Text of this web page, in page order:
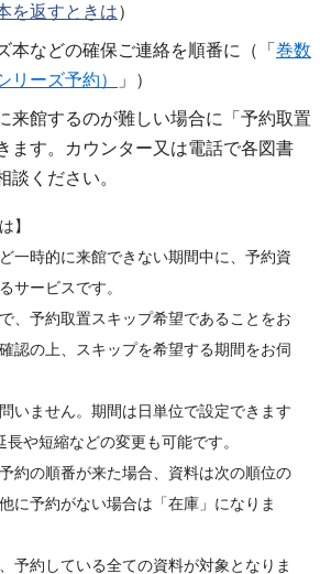
を返すときは）
本などの確保ご連絡を順番に（「 巻数
リーズ予約）
」）
来館するのが難しい場合に「予約取置
ます。カウンター又は電話で各図書
談ください。
】
一時的に来館できない期間中に、予約資
サービスです。
、予約取置スキップ希望であることをお
認の上、スキップを希望する期間をお伺
いません。期間は日単位で設定できます
長や短縮などの変更も可能です。
約の順番が来た場合、資料は次の順位の
に予約がない場合は「在庫」になりま
予約している全ての資料が対象となりま